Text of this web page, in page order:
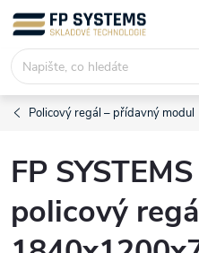
Přejít
obsah
Policový regál – přídavný modul
FP
policový